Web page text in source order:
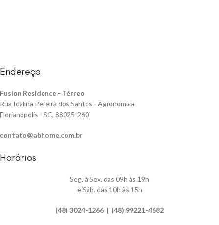
Endereço
Fusion Residence - Térreo
Rua Idalina Pereira dos Santos - Agronômica
Florianópolis - SC, 88025-260
contato@abhome.com.br
Horários
Seg. à Sex. das 09h às 19h
e Sáb. das 10h às 15h
(48) 3024-1266 | (48) 99221-4682